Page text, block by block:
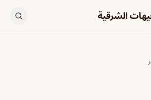
الشرقية